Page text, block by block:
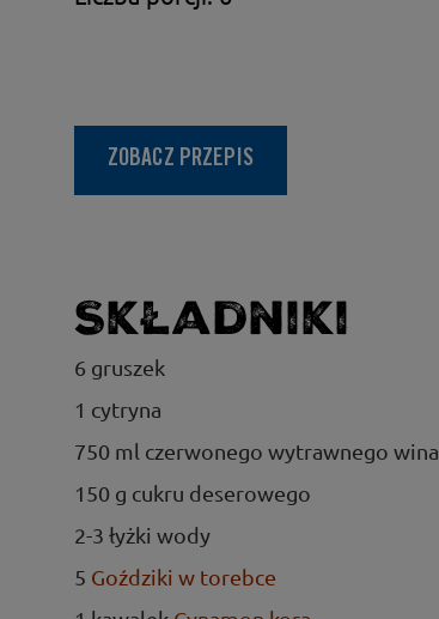
ZOBACZ PRZEPIS
Składniki
6 gruszek
1 cytryna
750 ml czerwonego wytrawnego wina
150 g cukru deserowego
2-3 łyżki wody
5 Goździki w torebce